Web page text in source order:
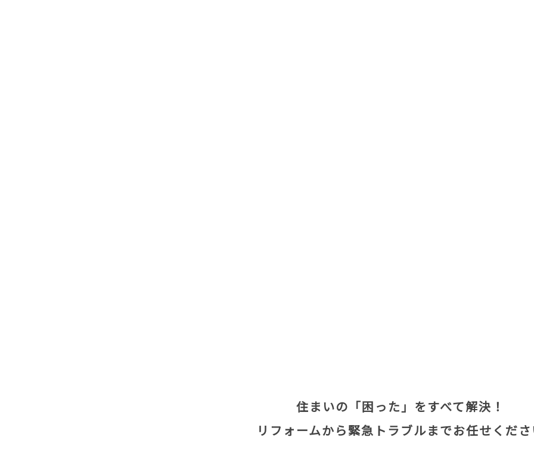
住まいの「困った」をすべて解決！
リフォームから緊急トラブルまでお任せくだ